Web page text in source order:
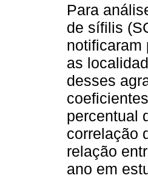
Para
de sífilis
notificaram
as
desses
percentual
correlação
relação
ano em